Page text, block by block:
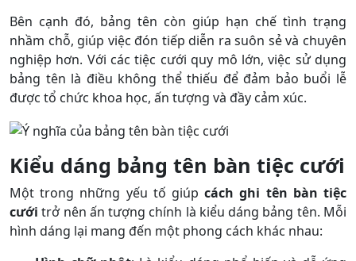
Bên cạnh đó, bảng tên còn giúp hạn chế tình trạng
nhầm chỗ, giúp việc đón tiếp diễn ra suôn sẻ và chuyên
nghiệp hơn. Với các tiệc cưới quy mô lớn, việc sử dụng
bảng tên là điều không thể thiếu để đảm bảo buổi lễ
được tổ chức khoa học, ấn tượng và đầy cảm xúc.
Kiểu dáng bảng tên bàn tiệc cưới
Một trong những yếu tố giúpcách ghi tên bàn tiệc
cưới trở nên ấn tượng chính là kiểu dáng bảng tên. Mỗi
hình dáng lại mang đến một phong cách khác nhau: